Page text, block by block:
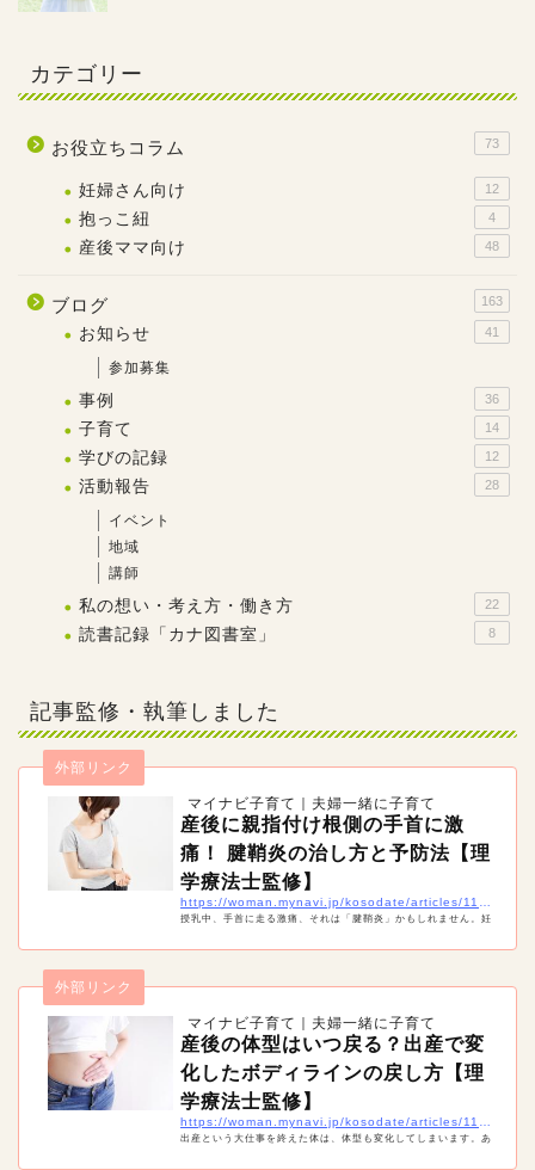
カテゴリー
お役立ちコラム 73
妊婦さん向け 12
抱っこ紐 4
産後ママ向け 48
ブログ 163
お知らせ 41
参加募集
事例 36
子育て 14
学びの記録 12
活動報告 28
イベント
地域
講師
私の想い・考え方・働き方 22
読書記録「カナ図書室」 8
記事監修・執筆しました
マイナビ子育て｜夫婦一緒に子育て
外部リンク
産後に親指付け根側の手首に激
痛！ 腱鞘炎の治し方と予防法【理
学療法士監修】
https://woman.mynavi.jp/kosodate/articles/11420
授乳中、手首に走る激痛、それは「腱鞘炎」かもしれません。妊
マイナビ子育て｜夫婦一緒に子育て
外部リンク
産後の体型はいつ戻る？出産で変
化したボディラインの戻し方【理
学療法士監修】
https://woman.mynavi.jp/kosodate/articles/11428
出産という大仕事を終えた体は、体型も変化してしまいます。あ